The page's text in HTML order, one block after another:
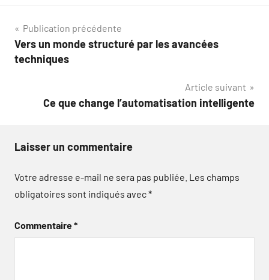
Navigation
de
Publication précédente
Vers un monde structuré par les avancées
techniques
Article suivant
Ce que change l’automatisation intelligente
Laisser un commentaire
Votre adresse e-mail ne sera pas publiée. Les champs
obligatoires sont indiqués avec*
Commentaire*